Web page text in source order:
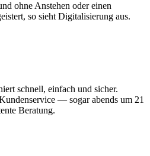
ohne Anstehen oder einen
so sieht Digitalisierung aus.
schnell, einfach und sicher.
— sogar abends um 21
Beratung.